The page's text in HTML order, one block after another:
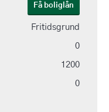
Få boliglån
Fritidsgrund
0
1200
0